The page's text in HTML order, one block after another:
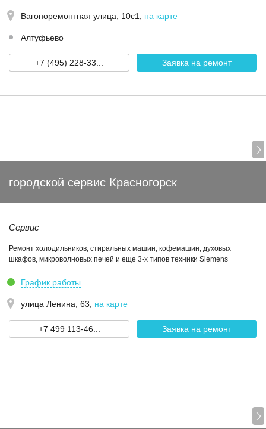
Вагоноремонтная улица, 10с1 на карте
Алтуфьево
+7 (495) 228-33... Заявка на ремонт
городской сервис Красногорск
Сервис
Ремонт холодильников, стиральных машин, кофемашин, духовых
шкафов, микроволновых печей и еще 3-х типов техники Siemens
График работы
улица Ленина, 63 на карте
+7 499 113-46... Заявка на ремонт